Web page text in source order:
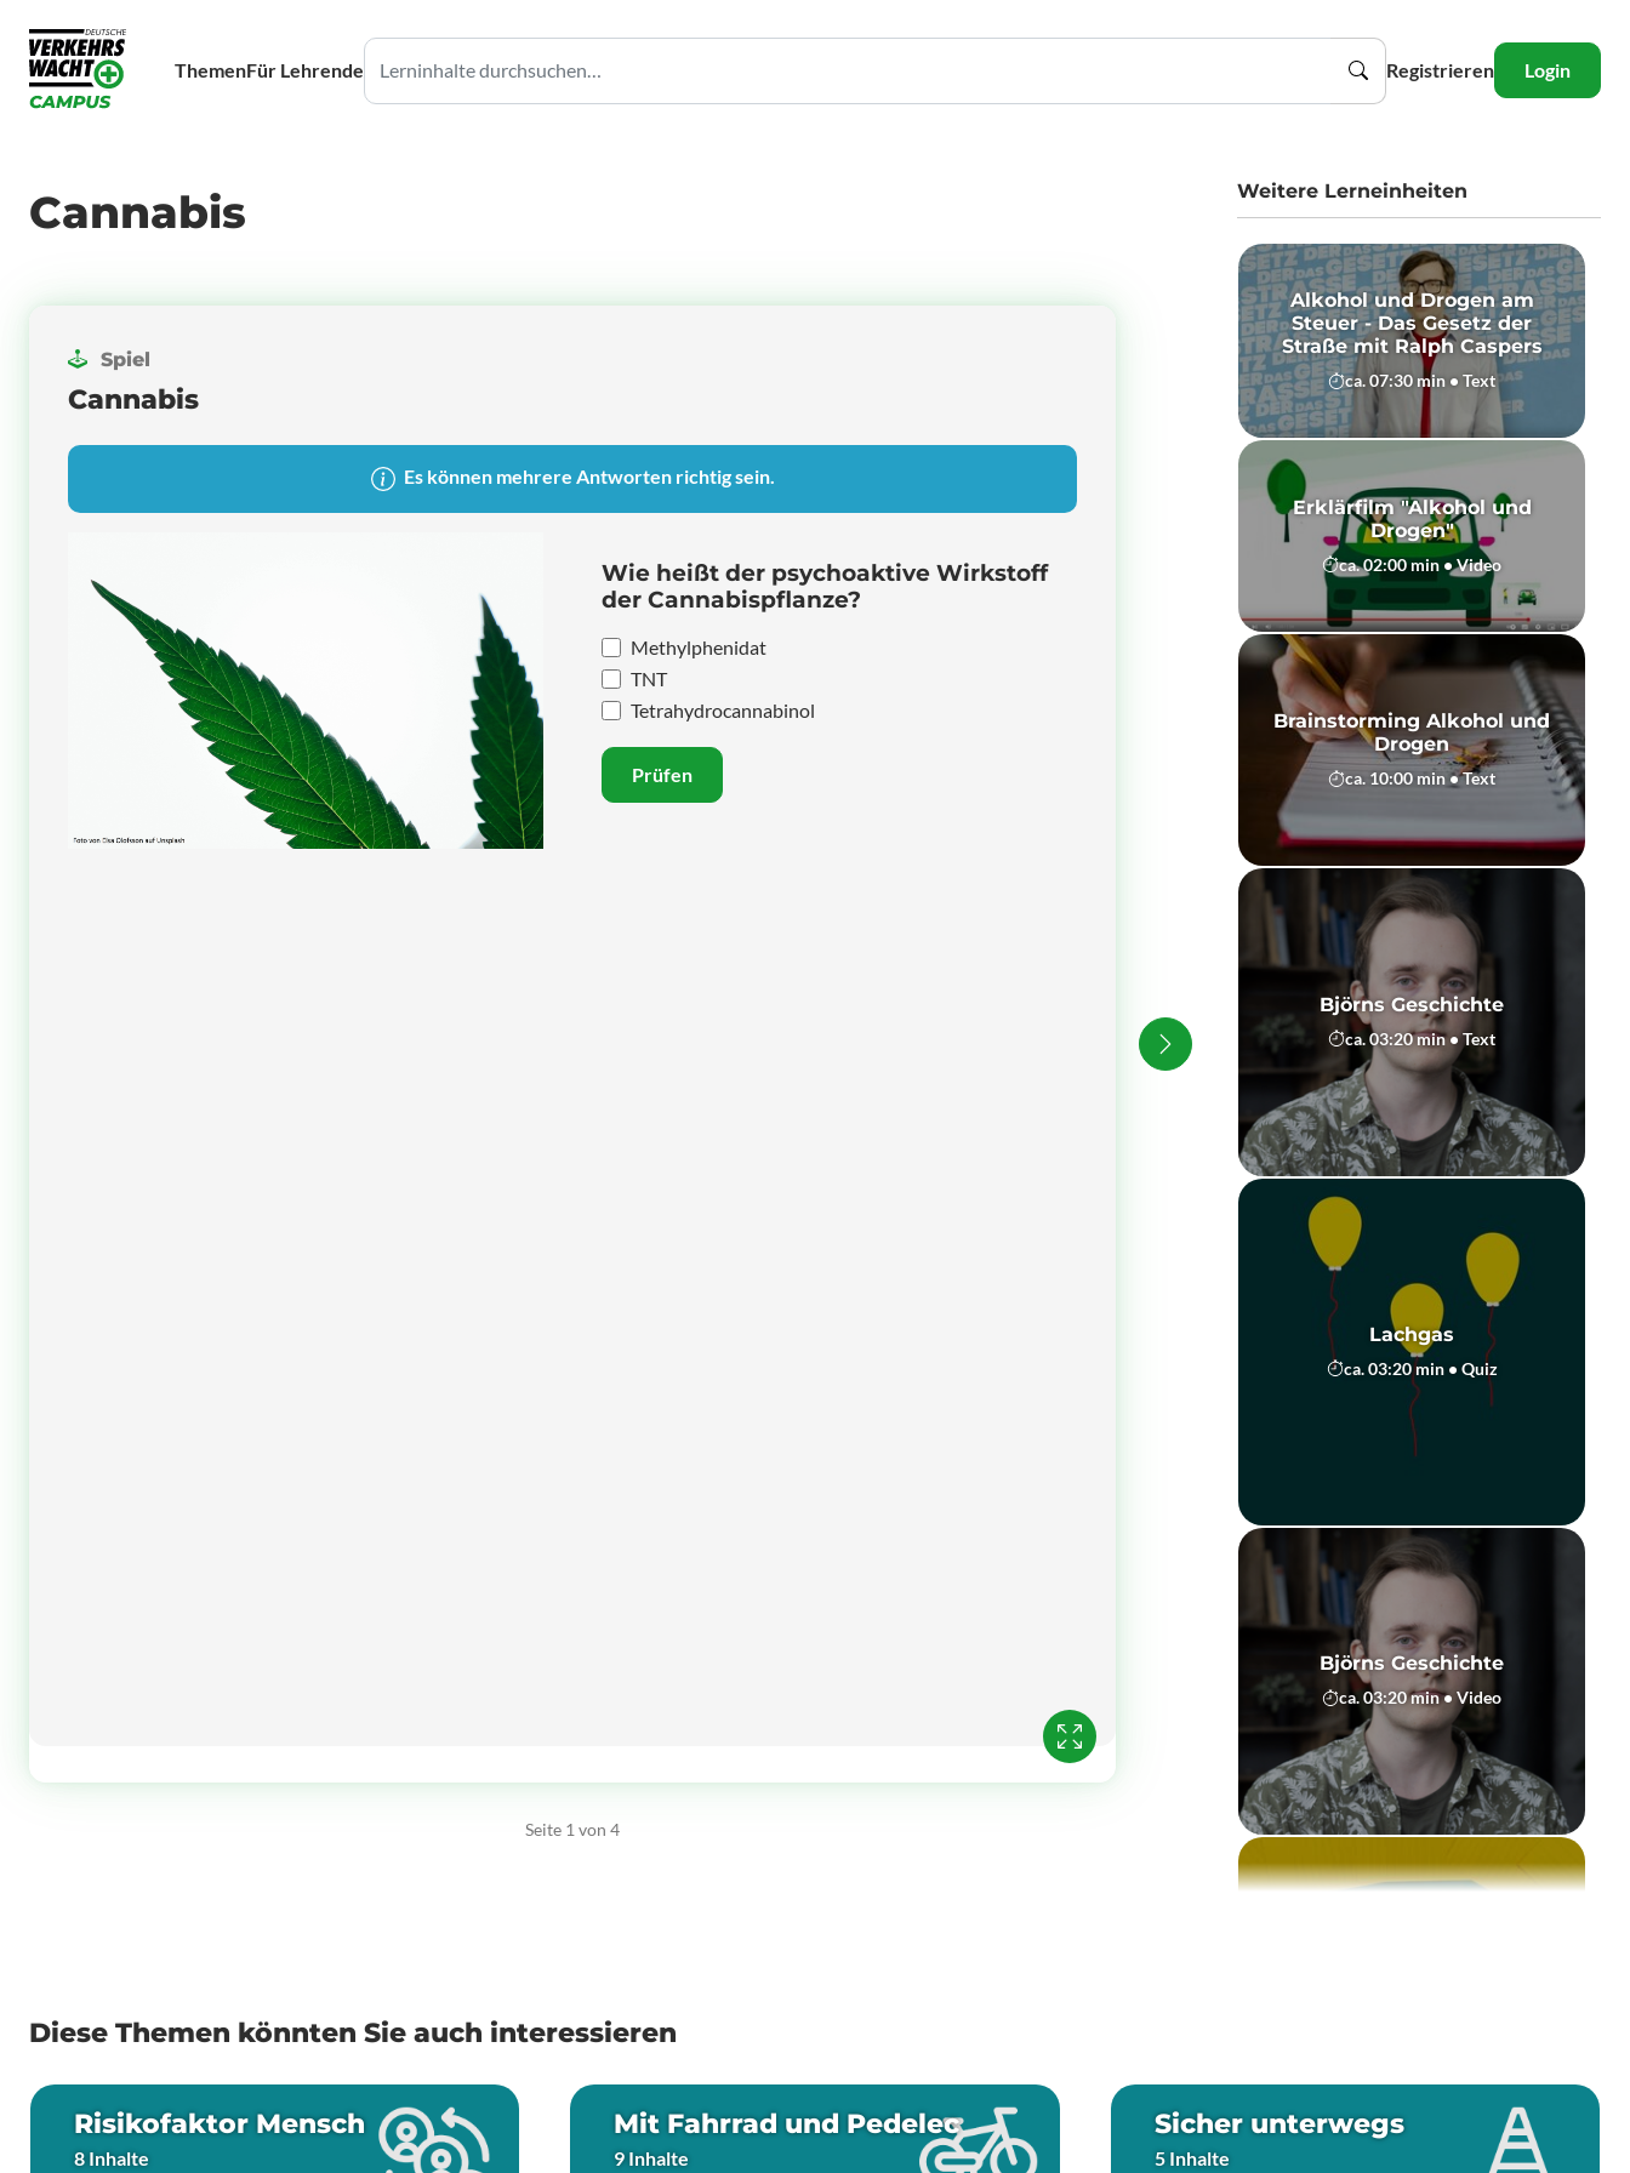
ThemenFür Lehrende Registrieren Login
Cannabis
Spiel
Cannabis
Es können mehrere Antworten richtig sein.
Wie heißt der psychoaktive Wirkstoff
der Cannabispflanze?
Methylphenidat
TNT
Tetrahydrocannabinol
Prüfen
Seite 1 von 4
Weitere Lerneinheiten
Alkohol und Drogen am
Steuer - Das Gesetz der
Straße mit Ralph Caspers
ca. 07:30 min • Text
Erklärfilm "Alkohol und
Drogen"
ca. 02:00 min • Video
Brainstorming Alkohol und
Drogen
ca. 10:00 min • Text
Björns Geschichte
ca. 03:20 min • Text
Lachgas
ca. 03:20 min • Quiz
Björns Geschichte
ca. 03:20 min • Video
Aufgaben zu Björns
Diese Themen könnten Sie auch interessieren
Risikofaktor Mensch
8 Inhalte
Mit Fahrrad und Pedelec
9 Inhalte
Sicher unterwegs
5 Inhalte